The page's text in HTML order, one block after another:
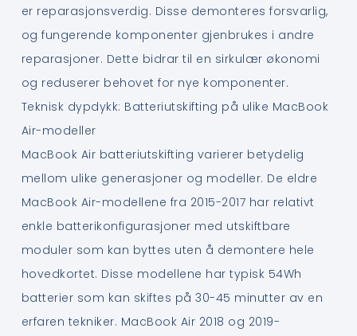
er reparasjonsverdig. Disse demonteres forsvarlig,
og fungerende komponenter gjenbrukes i andre
reparasjoner. Dette bidrar til en sirkulær økonomi
og reduserer behovet for nye komponenter.
Teknisk dypdykk: Batteriutskifting på ulike MacBook
Air-modeller
MacBook Air batteriutskifting varierer betydelig
mellom ulike generasjoner og modeller. De eldre
MacBook Air-modellene fra 2015-2017 har relativt
enkle batterikonfigurasjoner med utskiftbare
moduler som kan byttes uten å demontere hele
hovedkortet. Disse modellene har typisk 54Wh
batterier som kan skiftes på 30-45 minutter av en
erfaren tekniker. MacBook Air 2018 og 2019-